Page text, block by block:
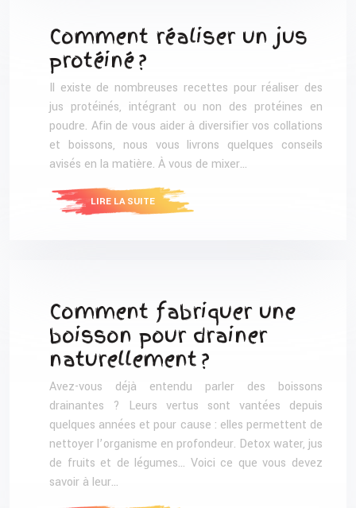
Comment réaliser un jus
protéiné ?
Il existe de nombreuses recettes pour réaliser des
jus protéinés, intégrant ou non des protéines en
poudre. Afin de vous aider à diversifier vos collations
et boissons, nous vous livrons quelques conseils
avisés en la matière. À vous de mixer…
LIRE LA SUITE
Comment fabriquer une
boisson pour drainer
naturellement ?
Avez-vous déjà entendu parler des boissons
drainantes ? Leurs vertus sont vantées depuis
quelques années et pour cause : elles permettent de
nettoyer l’organisme en profondeur. Detox water, jus
de fruits et de légumes… Voici ce que vous devez
savoir à leur…